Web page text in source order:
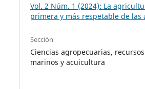
Vol. 2 Núm. 1 (2024): La
primera y más respetable de las
Sección
Ciencias agropecuarias, recursos
marinos y acuicultura